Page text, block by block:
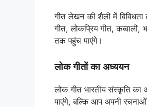
गीत लेखन की शैली में
गीत, लोकप्रिय गीत,
तक पहुंच पाएंगे।
लोक गीतों का अध्ययन
लोक गीत भारतीय संस्कृति का
पाएंगे, बल्कि आप अपनी